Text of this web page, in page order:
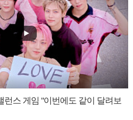
런스 게임 "이번에도 같이 달려보